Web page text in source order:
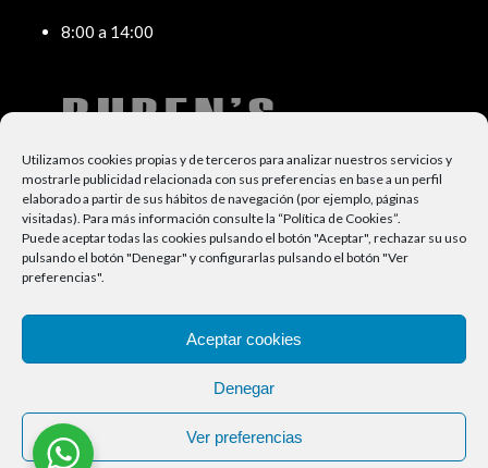
Utilizamos cookies propias y de terceros para analizar nuestros servicios y
mostrarle publicidad relacionada con sus preferencias en base a un perfil
elaborado a partir de sus hábitos de navegación (por ejemplo, páginas
visitadas). Para más información consulte la “Política de Cookies”.
Puede aceptar todas las cookies pulsando el botón "Aceptar", rechazar su uso
pulsando el botón "Denegar" y configurarlas pulsando el botón "Ver
preferencias".
Aceptar cookies
Denegar
Ver preferencias
8:00 a 14:00
TELÉFONO:
91 664 27 47
© Copyright - Reformas Rubens 2024 Aviso Legal:Política de privacidad|
Política de cookies (UE)
Enfold WordPress Theme by Kriesi